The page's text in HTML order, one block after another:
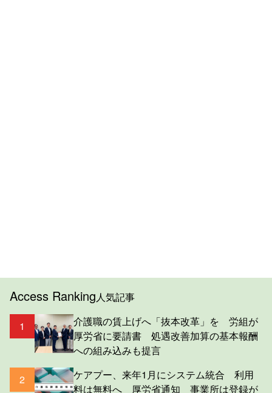
Access Ranking人気記事
1
介護職の賃上げへ「抜本改革」を 労組が
厚労省に要請書 処遇改善加算の基本報酬
への組み込みも提言
2
ケアプー、来年1月にシステム統合 利用
料は無料へ 厚労省通知 事業所は登録が